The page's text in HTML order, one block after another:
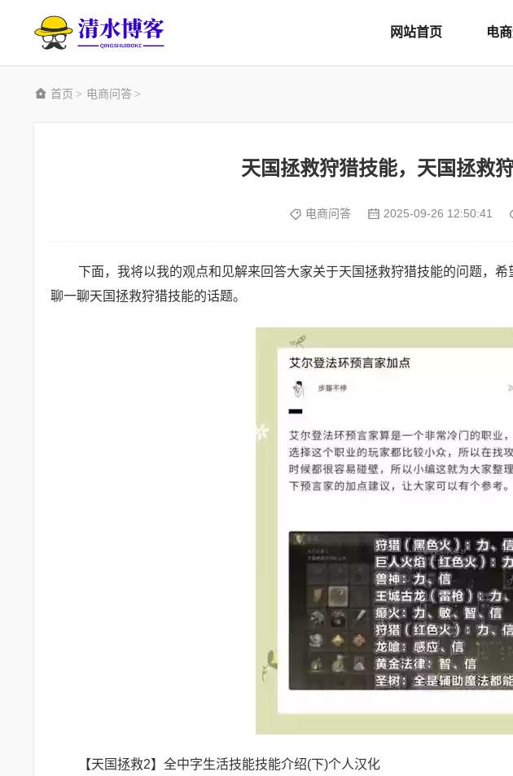
网站首页 电
首页 > 电商问答 >
天国拯救狩猎技能，天国拯救
电商问答 2025-09-26 12:50:41
下面，我将以我的观点和见解来回答大家关于天国拯救狩猎技能的问题，
聊一聊天国拯救狩猎技能的话题。
【天国拯救2】全中字生活技能技能介绍(下)个人汉化